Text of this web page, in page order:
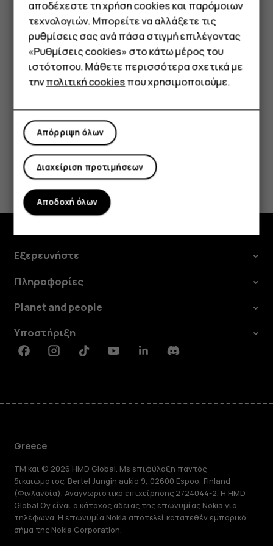
Smartphone
Τηλέφωνα απλής χρήσης
Tablet
επιτρέπεται μόνο η χρήση Wi-Fi συχνοτήτων 5.150
– 5.350 MHz, ενώ στις ΗΠΑ και τον Καναδά, σε
εσωτερικούς χώρους επιτρέπεται μόνο η χρήση
Wi-Fi συχνοτήτων 5,15 – 5,25 GHz. Για
περισσότερες πληροφορίες, απευθυνθείτε στις
τοπικές αρχές.
Το βρήκατε χρήσιμο;
Ναι Όχι
Εξερευνήστε
Πληροφορίες
Planet and people
Υποστήριξη
FacebookInstagramTiktokYoutubeLinkedinDiscord
Greece
TM και © 2026 HMD Global. Με επιφύλαξη παντός
δικαιώματος. Bertel Jungin aukio 9, 02600 Espoo, Finland
(Φινλανδία). Αναγνωριστικό επιχείρησης 2724044-2. Η HMD
Global Oy είναι ο κάτοχος άδειας της επωνυμίας Nokia για
τηλέφωνα. Η επωνυμία Nokia αποτελεί κατατεθέν εμπορικό
σήμα της Nokia Corporation.
αποδέχεστε τη χρήση cookies και παρόμοιων
τεχνολογιών. Μπορείτε να αλλάξετε τις
ρυθμίσεις σας ανά πάσα στιγμή επιλέγοντας
«Ρυθμίσεις cookies» στο κάτω μέρος του
ιστότοπου. Μάθετε περισσότερα σχετικά με
τηνπολιτική cookiesπου χρησιμοποιούμε.
Απόρριψη όλων
Διαχείριση προτιμήσεων
Αποδοχή όλων